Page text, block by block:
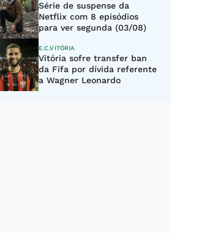
Série de suspense da
Netflix com 8 episódios
para ver segunda (03/08)
E.C.VITÓRIA
Vitória sofre transfer ban
da Fifa por dívida referente
a Wagner Leonardo